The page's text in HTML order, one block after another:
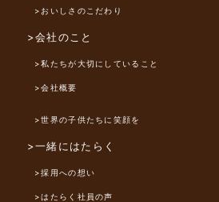
>おいしさのこだわり
>会社のこと
>私たちが大切にしていること
>会社概要
>世界の子供たちに笑顔を
>一緒にはたらく
>採用への想い
>はたらく社員の声